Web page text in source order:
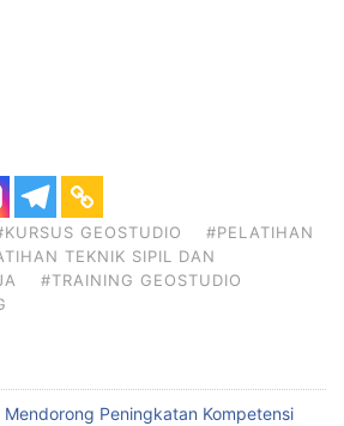
GEOSTUDIO
#PELATIHAN
TEKNIK SIPIL DAN
#TRAINING GEOSTUDIO
Peningkatan Kompetensi